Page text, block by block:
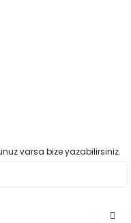
varsa bize yazabilirsiniz.